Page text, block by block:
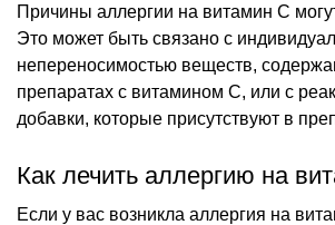
Причины аллергии на витамин С
Это может быть связано с
непереносимостью веществ,
препаратах с витамином С, или с
добавки, которые присутствуют в
Как лечить аллергию на
Если у вас возникла аллергия на